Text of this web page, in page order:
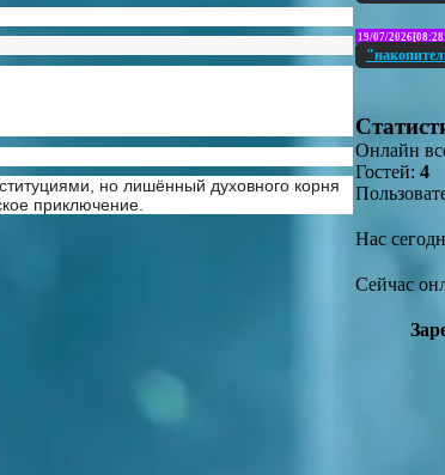
но лишённый духовного корня
приключение.
19/07/
Онлайн
Гостей: 4
Нас
Сейчас